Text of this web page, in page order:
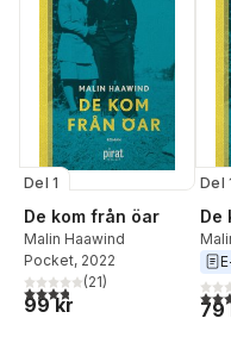
Del 1
De kom från öar
Malin Haawind
Pocket, 2022
3,8utav 5 stjärnor. Totalt
(21)
99 kr
Del
De
4,0
79